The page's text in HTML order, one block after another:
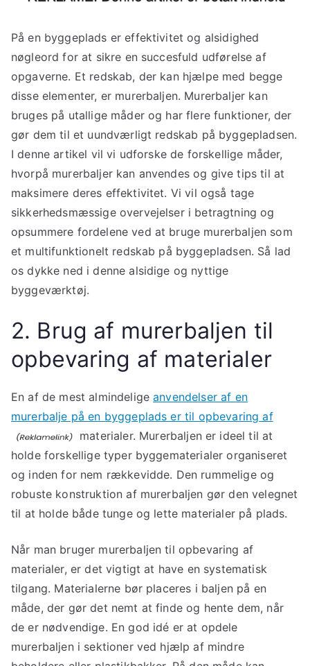
På en byggeplads er effektivitet og alsidighed
nøgleord for at sikre en succesfuld udførelse af
opgaverne. Et redskab, der kan hjælpe med begge
disse elementer, er murerbaljen. Murerbaljer kan
bruges på utallige måder og har flere funktioner, der
gør dem til et uundværligt redskab på byggepladsen.
I denne artikel vil vi udforske de forskellige måder,
hvorpå murerbaljer kan anvendes og give tips til at
maksimere deres effektivitet. Vi vil også tage
sikkerhedsmæssige overvejelser i betragtning og
opsummere fordelene ved at bruge murerbaljen som
et multifunktionelt redskab på byggepladsen. Så lad
os dykke ned i denne alsidige og nyttige
byggeværktøj.
2. Brug af murerbaljen til
opbevaring af materialer
En af de mest almindeligeanvendelser af en
murerbalje på en byggeplads er til opbevaring af
materialer. Murerbaljen er ideel til at
holde forskellige typer byggematerialer organiseret
og inden for nem rækkevidde. Den rummelige og
robuste konstruktion af murerbaljen gør den velegnet
til at holde både tunge og lette materialer på plads.
Når man bruger murerbaljen til opbevaring af
materialer, er det vigtigt at have en systematisk
tilgang. Materialerne bør placeres i baljen på en
måde, der gør det nemt at finde og hente dem, når
de er nødvendige. En god idé er at opdele
murerbaljen i sektioner ved hjælp af mindre